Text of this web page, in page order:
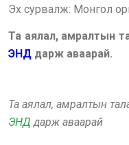
Эх сурвалж: Монгол
Та аялал, амралтын
ЭНД дарж аваарай.
Та аялал, амралтын
ЭНД дарж аваарай